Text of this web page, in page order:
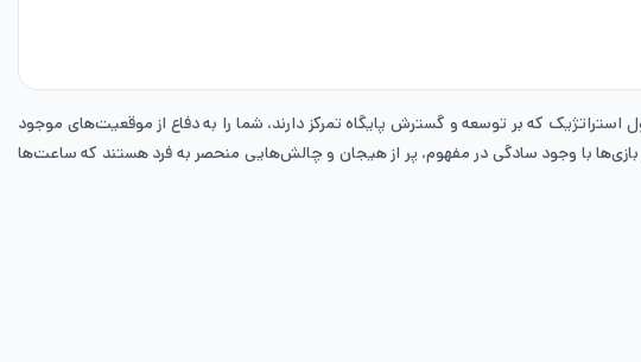
استراتژیک که بر توسعه و گسترش پایگاه تمرکز دارند، شما را به دفاع از موقعیت‌های موجود
بازی‌ها با وجود سادگی در مفهوم، پر از هیجان و چالش‌هایی منحصر به فرد هستند که ساعت‌ها